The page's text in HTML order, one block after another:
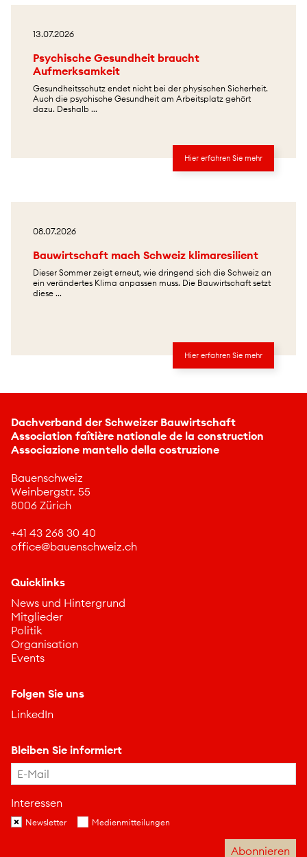
13.07.2026
Psychische Gesundheit braucht
Aufmerksamkeit
Gesundheitsschutz endet nicht bei der physischen Sicherheit.
Auch die psychische Gesundheit am Arbeitsplatz gehört
dazu. Deshalb ...
Hier erfahren Sie mehr
08.07.2026
Bauwirtschaft mach Schweiz klimaresilient
Dieser Sommer zeigt erneut, wie dringend sich die Schweiz an
ein verändertes Klima anpassen muss. Die Bauwirtschaft setzt
diese ...
Hier erfahren Sie mehr
Dachverband der Schweizer Bauwirtschaft
Association faîtière nationale de la construction
Associazione mantello della costruzione
Bauenschweiz
Weinbergstr. 55
8006 Zürich
+41 43 268 30 40
ff c b nschw z ch
Quicklinks
News und Hintergrund
Mitglieder
Politik
Organisation
Events
Folgen Sie uns
LinkedIn
Bleiben Sie informiert
Interessen
Newsletter Medienmitteilungen